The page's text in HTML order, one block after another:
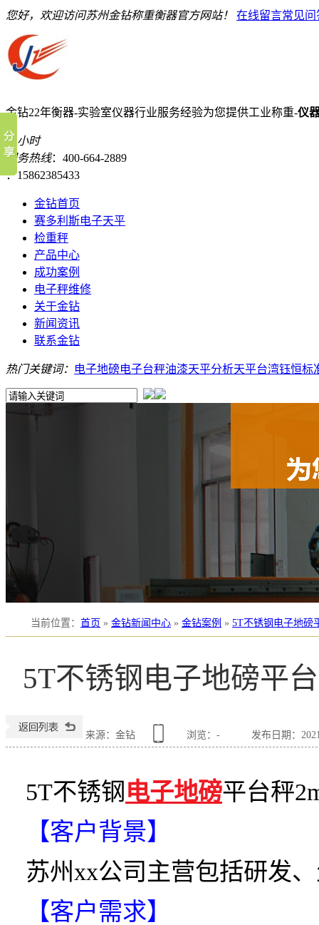
您好，欢迎访问苏州金钻称重衡器官方网站！ 在线留言常见问
金钻22年衡器-实验室仪器行业服务经验为您提供工业称重-仪
24小时
服务热线：400-664-2889
：15862385433
金钻首页
赛多利斯电子天平
检重秤
产品中心
成功案例
电子秤维修
关于金钻
新闻资讯
联系金钻
热门关键词： 电子地磅电子台秤油漆天平分析天平台湾钰恒标
当前位置 ： 首页 » 金钻新闻中心 » 金钻案例 » 5T不锈钢电子地磅
5T不锈钢电子地磅平
来源：金钻 浏览： - 发布日期：
5T不锈钢 电子地磅平台秤
【客户背景】
苏州xx公司主营包括研发
【客户需求】